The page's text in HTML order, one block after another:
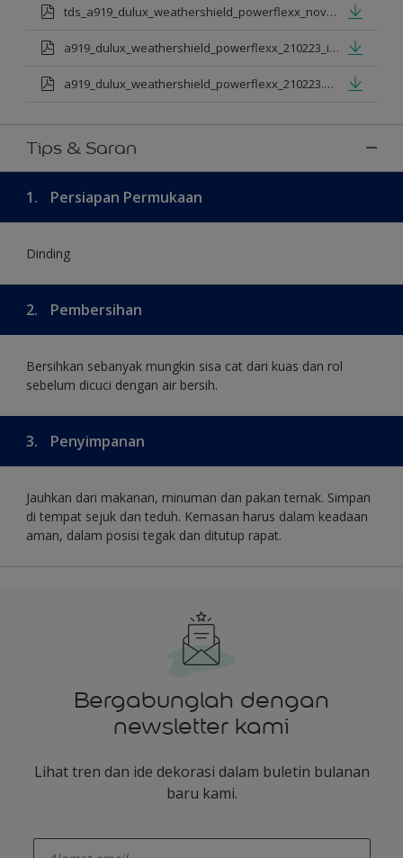
tds_a919_dulux_weathershield_powerflexx_nov_2022_id.pdf
a919_dulux_weathershield_powerflexx_210223_id.pdf
a919_dulux_weathershield_powerflexx_210223.pdf
Tips & Saran
1. Persiapan Permukaan
Dinding
2. Pembersihan
Bersihkan sebanyak mungkin sisa cat dari kuas dan rol
sebelum dicuci dengan air bersih.
3. Penyimpanan
Jauhkan dari makanan, minuman dan pakan ternak. Simpan
di tempat sejuk dan teduh. Kemasan harus dalam keadaan
aman, dalam posisi tegak dan ditutup rapat.
Bergabunglah dengan
newsletter kami
Lihat tren dan ide dekorasi dalam buletin bulanan
baru kami.